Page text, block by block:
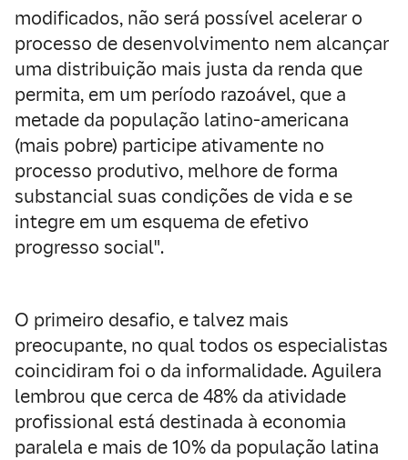
modificados, não será possível acelerar o
processo de desenvolvimento nem alcançar
uma distribuição mais justa da renda que
permita, em um período razoável, que a
metade da população latino-americana
(mais pobre) participe ativamente no
processo produtivo, melhore de forma
substancial suas condições de vida e se
integre em um esquema de efetivo
progresso social".
O primeiro desafio, e talvez mais
preocupante, no qual todos os especialistas
coincidiram foi o da informalidade. Aguilera
lembrou que cerca de 48% da atividade
profissional está destinada à economia
paralela e mais de 10% da população latina